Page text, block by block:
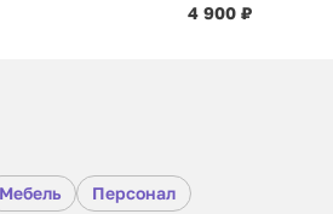
4 900 ₽
Мебель Персонал